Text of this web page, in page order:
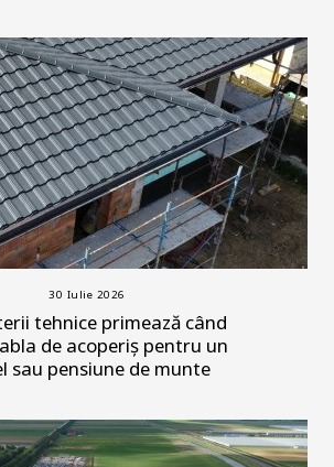
30 Iulie 2026
tehnice primează când
de acoperiș pentru un
sau pensiune de munte